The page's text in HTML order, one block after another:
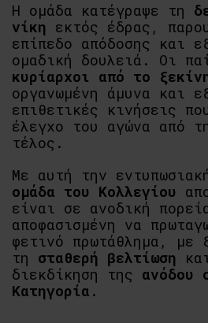
Η ομάδα κατέγραψε τη
νίκη εκτός έδρας,
επίπεδο απόδοσης και
ομαδική δουλειά. Οι
κυρίαρχοι από το
οργανωμένη άμυνα και
επιθετικές κινήσεις
έλεγχο του αγώνα από
τέλος.
Με αυτή την
ομάδα του Κολλεγίου
είναι σε ανοδική
αποφασισμένη να
φετινό πρωτάθλημα, με
τη σταθερή βελτίωση
διεκδίκηση της ανόδου
Κατηγορία .